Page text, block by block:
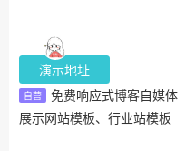
演示地址
自营
免费响应式博客自媒体
展示网站模板、行业站模板